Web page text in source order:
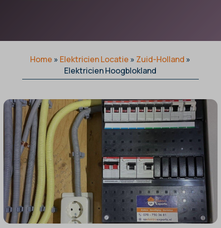
Home » Elektricien Locatie » Zuid-Holland »
Elektricien Hoogblokland